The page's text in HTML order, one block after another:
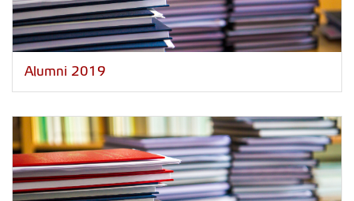
Alumni 2019